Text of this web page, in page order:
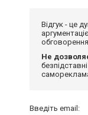
Відгук - це
Не
Введіть email: